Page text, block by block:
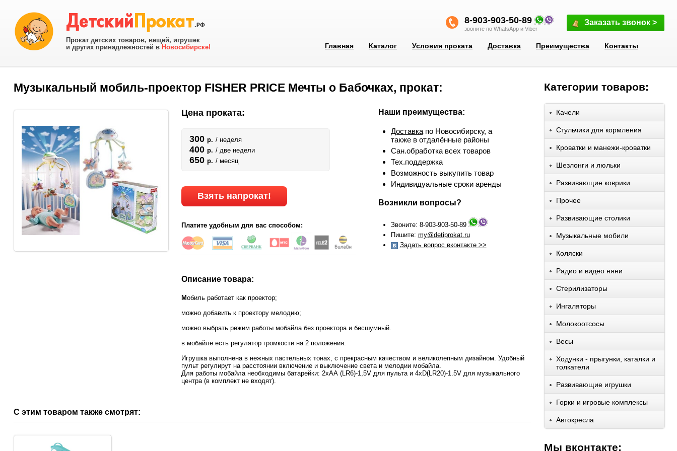
Прокат детских товаров, вещей, игрушек
и других принадлежностей в Новосибирске!
8-903-903-50-89
звоните по WhatsApp и Viber
Заказать звонок >
Главная Каталог Условия проката Доставка Преимущества Контакты
Музыкальный мобиль-проектор FISHER PRICE Мечты о Бабочках, прокат:
Цена проката:
300 р. / неделя
400 р. / две недели
650 р. / месяц
Взять напрокат!
Платите удобным для вас способом:
Наши преимущества:
Доставкапо Новосибирску, а
также в отдалённые районы
Сан.обработка всех товаров
Тех.поддержка
Возможность выкупить товар
Индивидуальные сроки аренды
Возникли вопросы?
Звоните: 8-903-903-50-89
Пишите: my@detiprokat.ru
Задать вопрос вконтакте >>
Описание товара:
Мобиль работает как проектор;
можно добавить к проектору мелодию;
можно выбрать режим работы мобайла без проектора и бесшумный.
в мобайле есть регулятор громкости на 2 положения.
Игрушка выполнена в нежных пастельных тонах, с прекрасным качеством и великолепным дизайном. Удобный
пульт регулирут на расстоянии включение и выключение света и мелодии мобайла.
Для работы мобайла необходимы батарейки: 2хАА (LR6)-1,5V для пульта и 4хD(LR20)-1.5V для музыкального
центра (в комплект не входят).
С этим товаром также смотрят:
Категории товаров:
Качели
Стульчики для кормления
Кроватки и манежи-кроватки
Шезлонги и люльки
Развивающие коврики
Прочее
Развивающие столики
Музыкальные мобили
Коляски
Радио и видео няни
Стерилизаторы
Ингаляторы
Молокоотсосы
Весы
Ходунки - прыгунки, каталки и
толкатели
Развивающие игрушки
Горки и игровые комплексы
Автокресла
Мы вконтакте: